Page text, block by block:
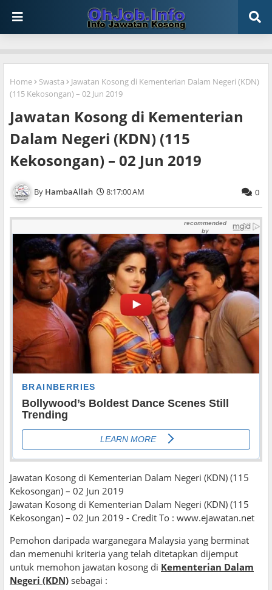
Home Swasta
Jawatan Kosong di Kementerian Dalam Negeri (KDN)
(115 Kekosongan) – 02 Jun 2019
Jawatan Kosong di Kementerian
Dalam Negeri (KDN) (115
Kekosongan) – 02 Jun 2019
HambaAllah 8:17:00 AM 0
Jawatan Kosong di Kementerian Dalam Negeri (KDN) (115
Kekosongan) – 02 Jun 2019
Jawatan Kosong di Kementerian Dalam Negeri (KDN) (115
Kekosongan) – 02 Jun 2019 - Credit To : www.ejawatan.net
Pemohon daripada warganegara Malaysia yang berminat
dan memenuhi kriteria yang telah ditetapkan dijemput
untuk memohon jawatan kosong di Kementerian Dalam
Negeri (KDN) sebagai :